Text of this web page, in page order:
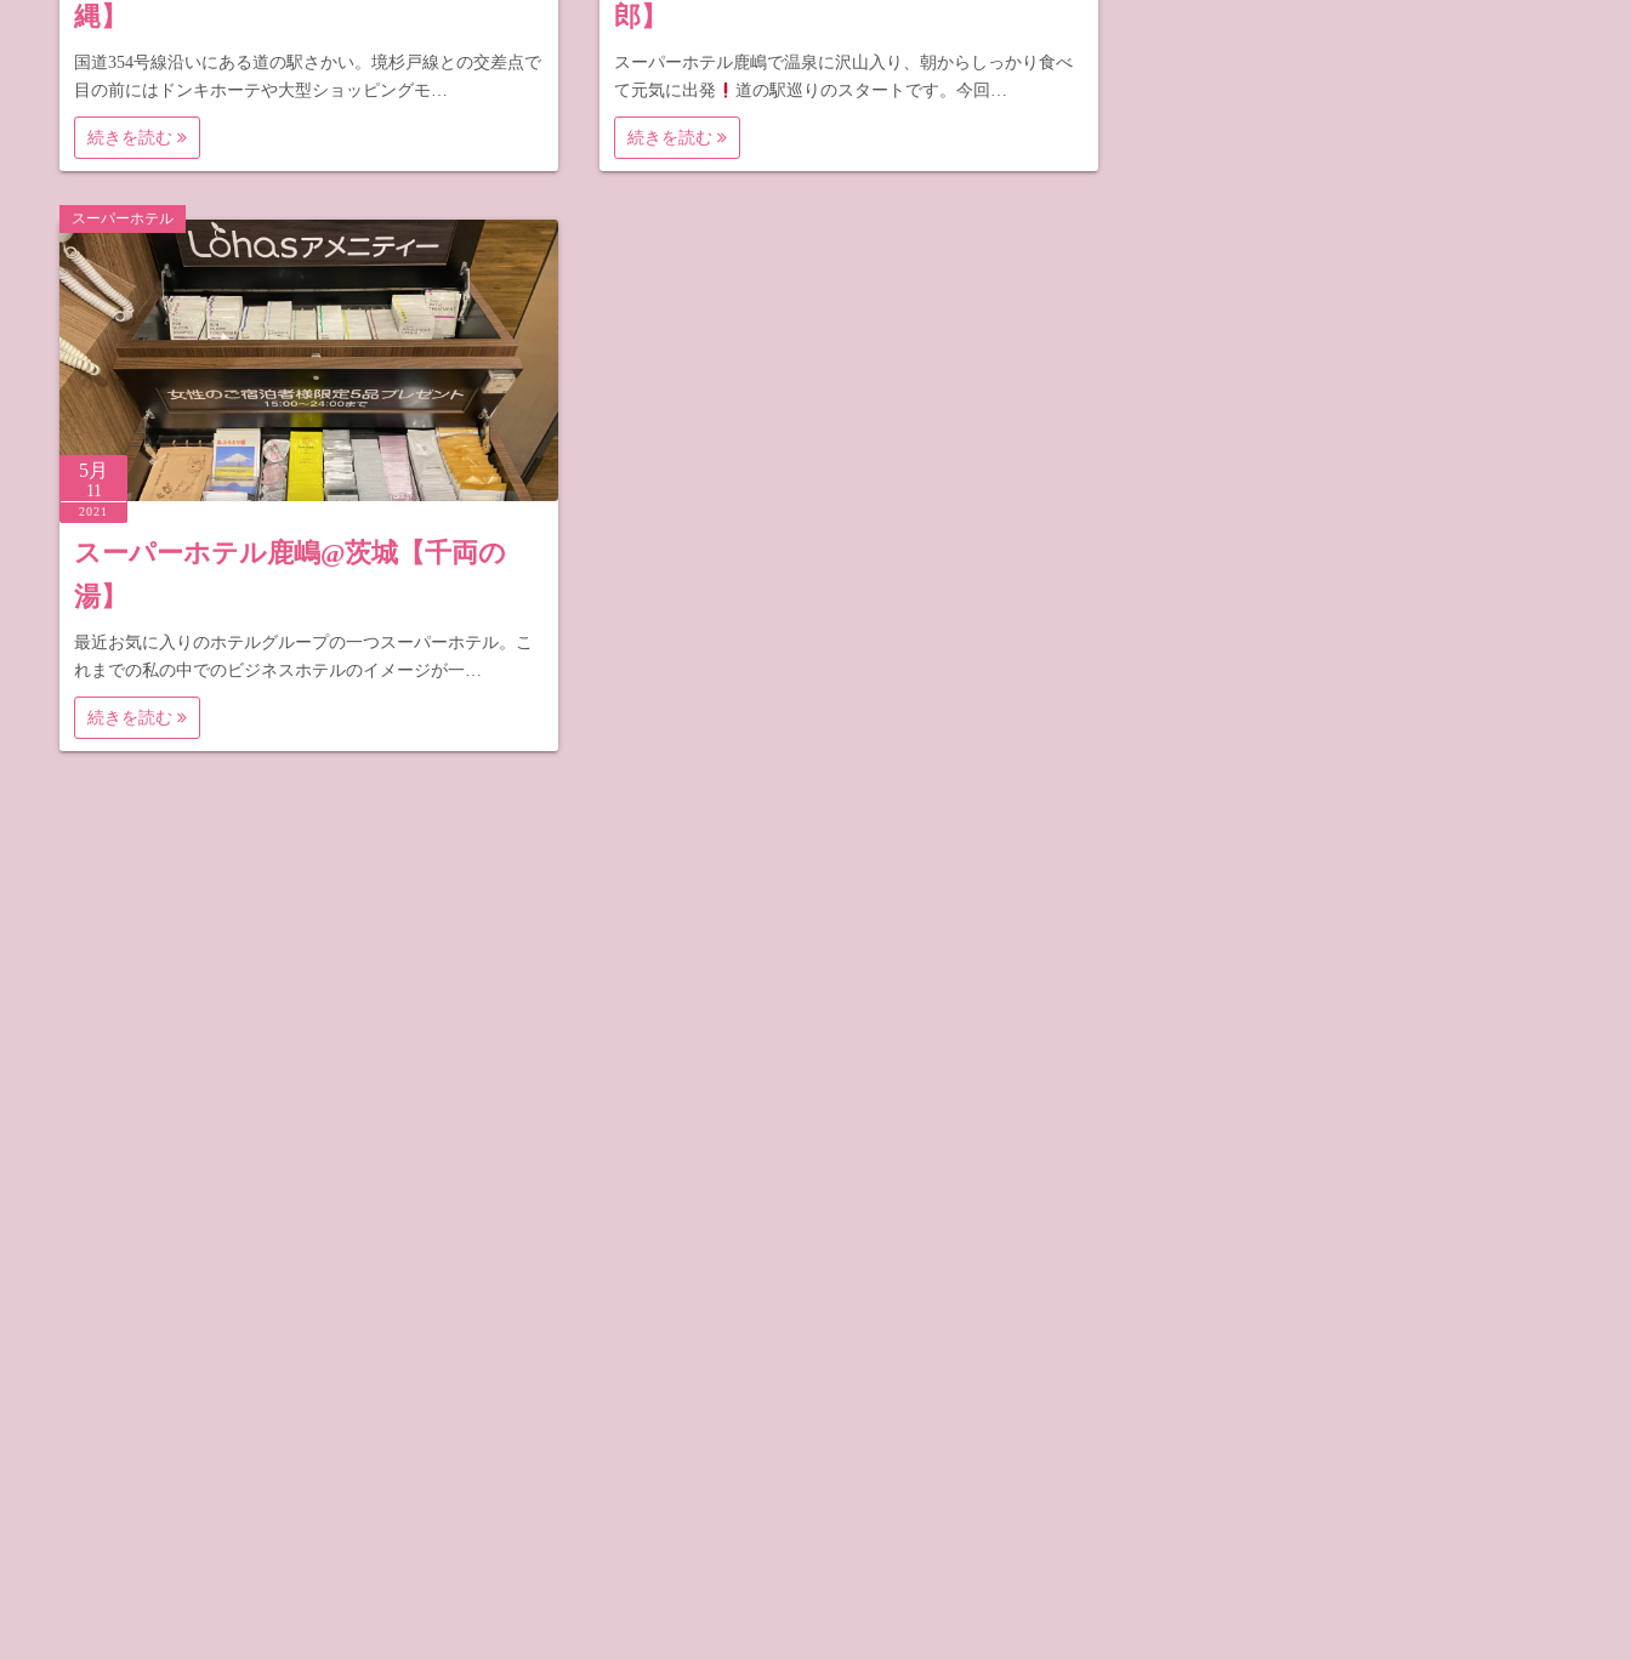
縄】
国道354号線沿いにある道の駅さかい。境杉戸線との交差点で
目の前にはドンキホーテや大型ショッピングモ…
続きを読む
郎】
スーパーホテル鹿嶋で温泉に沢山入り、朝からしっかり食べ
て元気に出発
道の駅巡りのスタートです。今回…
続きを読む
スーパーホテル
5月
11
2021
スーパーホテル鹿嶋@茨城【千両の
湯】
最近お気に入りのホテルグループの一つスーパーホテル。こ
れまでの私の中でのビジネスホテルのイメージが一…
続きを読む